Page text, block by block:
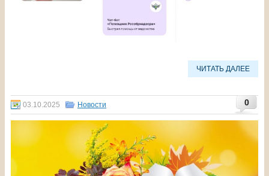
ЧИТАТЬ ДАЛЕЕ
0
03.10.2025 Новости